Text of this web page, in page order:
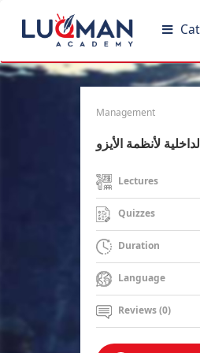
Management
لأنظمة الأيزو
Lectures
Quizzes
Duration
Language
Reviews (0)